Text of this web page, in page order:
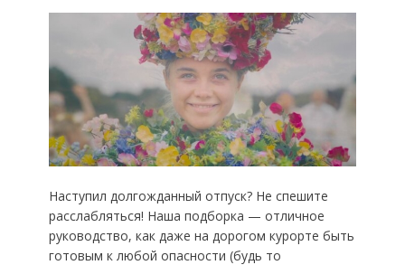
Наступил долгожданный отпуск? Не спешите
расслабляться! Наша подборка — отличное
руководство, как даже на дорогом курорте быть
готовым к любой опасности (будь то